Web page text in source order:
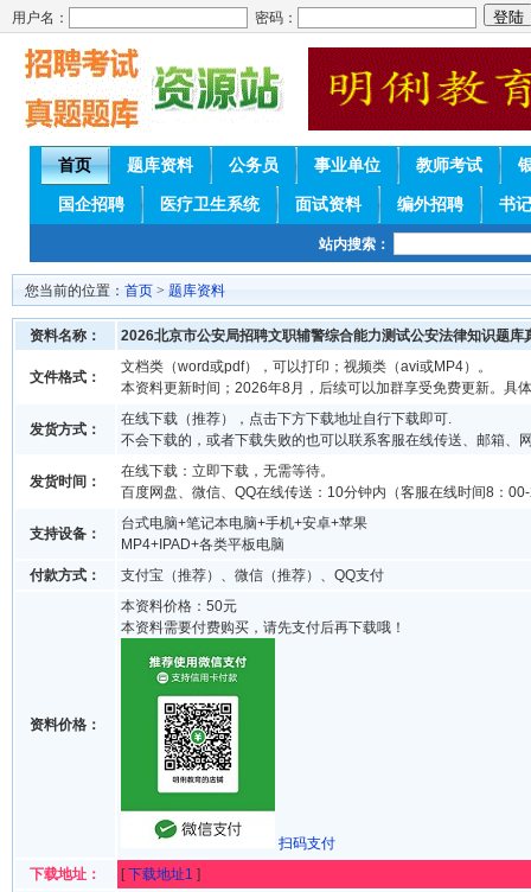
用户名： 密码：
首页 题库资料 公务员 事业单位 教师考试
国企招聘 医疗卫生系统 面试资料 编外招聘 书
站内搜索：
您当前的位置： 首页 > 题库资料
资料名称： 2026北京市公安局招聘文职辅警综合能力测试公安法律知识题库
文件格式：
文档类（word或pdf），可以打印；视频类（avi或MP4）。
本资料更新时间；2026年8月，后续可以加群享受免费更新。具
发货方式：
在线下载（推荐），点击下方下载地址自行下载即可.
不会下载的，或者下载失败的也可以联系客服在线传送、邮箱、
发货时间：
在线下载：立即下载，无需等待。
百度网盘、微信、QQ在线传送：10分钟内（客服在线时间8：
支持设备：
台式电脑+笔记本电脑+手机+安卓+苹果
MP4+IPAD+各类平板电脑
付款方式：
支付宝（推荐）、微信（推荐）、QQ支付
资料价格：
本资料价格：50元
本资料需要付费购买，请先支付后再下载哦！
扫码支付
下载地址：
[下载地址1 ]